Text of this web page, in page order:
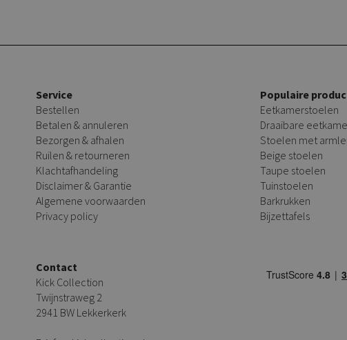
Service
Bestellen
Betalen & annuleren
Bezorgen & afhalen
Ruilen & retourneren
Klachtafhandeling
Disclaimer & Garantie
Algemene voorwaarden
Privacy policy
Populaire
Eetkamerstoelen
Draaibare
Stoelen met
Beige stoelen
Taupe stoelen
Tuinstoelen
Barkrukken
Bijzettafels
Contact
Kick Collection
Twijnstraweg 2
2941 BW Lekkerkerk